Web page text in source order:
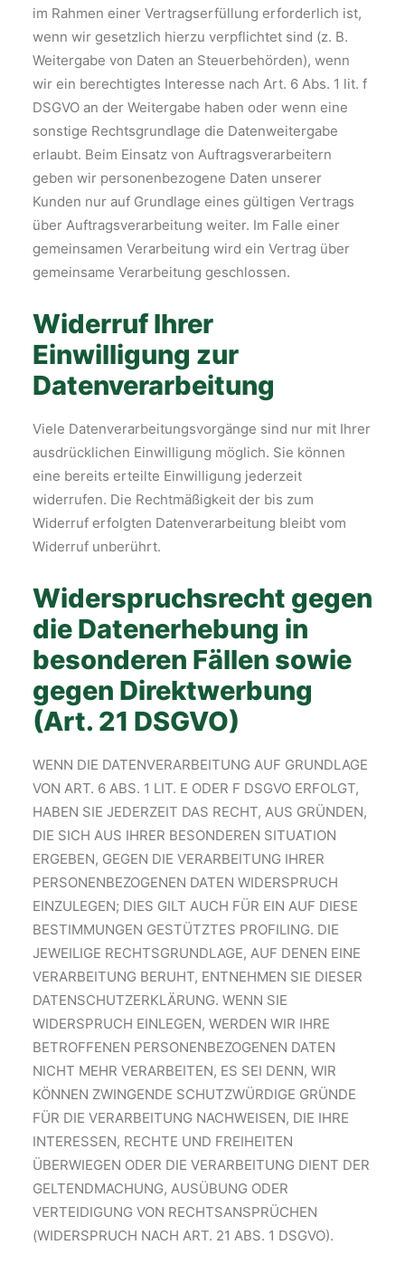
im Rahmen einer Vertragserfüllung erforderlich ist,
wenn wir gesetzlich hierzu verpflichtet sind (z. B.
Weitergabe von Daten an Steuerbehörden), wenn
wir ein berechtigtes Interesse nach Art. 6 Abs. 1 lit. f
DSGVO an der Weitergabe haben oder wenn eine
sonstige Rechtsgrundlage die Datenweitergabe
erlaubt. Beim Einsatz von Auftragsverarbeitern
geben wir personenbezogene Daten unserer
Kunden nur auf Grundlage eines gültigen Vertrags
über Auftragsverarbeitung weiter. Im Falle einer
gemeinsamen Verarbeitung wird ein Vertrag über
gemeinsame Verarbeitung geschlossen.
Widerruf Ihrer
Einwilligung zur
Datenverarbeitung
Viele Datenverarbeitungsvorgänge sind nur mit Ihrer
ausdrücklichen Einwilligung möglich. Sie können
eine bereits erteilte Einwilligung jederzeit
widerrufen. Die Rechtmäßigkeit der bis zum
Widerruf erfolgten Datenverarbeitung bleibt vom
Widerruf unberührt.
Widerspruchsrecht gegen
die Datenerhebung in
besonderen Fällen sowie
gegen Direktwerbung
(Art. 21 DSGVO)
WENN DIE DATENVERARBEITUNG AUF GRUNDLAGE
VON ART. 6 ABS. 1 LIT. E ODER F DSGVO ERFOLGT,
HABEN SIE JEDERZEIT DAS RECHT, AUS GRÜNDEN,
DIE SICH AUS IHRER BESONDEREN SITUATION
ERGEBEN, GEGEN DIE VERARBEITUNG IHRER
PERSONENBEZOGENEN DATEN WIDERSPRUCH
EINZULEGEN; DIES GILT AUCH FÜR EIN AUF DIESE
BESTIMMUNGEN GESTÜTZTES PROFILING. DIE
JEWEILIGE RECHTSGRUNDLAGE, AUF DENEN EINE
VERARBEITUNG BERUHT, ENTNEHMEN SIE DIESER
DATENSCHUTZERKLÄRUNG. WENN SIE
WIDERSPRUCH EINLEGEN, WERDEN WIR IHRE
BETROFFENEN PERSONENBEZOGENEN DATEN
NICHT MEHR VERARBEITEN, ES SEI DENN, WIR
KÖNNEN ZWINGENDE SCHUTZWÜRDIGE GRÜNDE
FÜR DIE VERARBEITUNG NACHWEISEN, DIE IHRE
INTERESSEN, RECHTE UND FREIHEITEN
ÜBERWIEGEN ODER DIE VERARBEITUNG DIENT DER
GELTENDMACHUNG, AUSÜBUNG ODER
VERTEIDIGUNG VON RECHTSANSPRÜCHEN
(WIDERSPRUCH NACH ART. 21 ABS. 1 DSGVO).